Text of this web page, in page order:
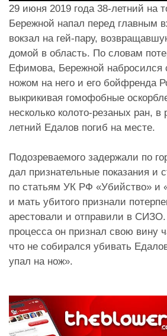
29 июня 2019 года 38-летний на
Бережной напал перед главным
вокзал на гей-пару,
домой в область. По словам
Ефимова, Бережной набросился
ножом на него и его бойфренда
выкрикивая гомофобные
несколько колото-резаных ран, в
летний Едалов погиб на месте.
Подозреваемого задержали по
дал признательные показания и
по статьям УК РФ «Убийство»
и мать убитого признали
арестовали и отправили в СИЗО.
процесса он признал свою вину
что не собирался убивать
упал на нож».